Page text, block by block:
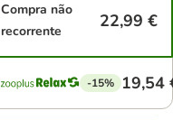
Compra não
recorrente
22,99 €
-15% 19,54